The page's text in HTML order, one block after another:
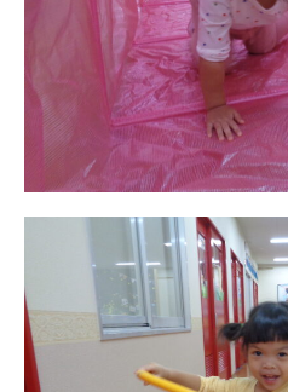
お知らせ
今日の幼稚園